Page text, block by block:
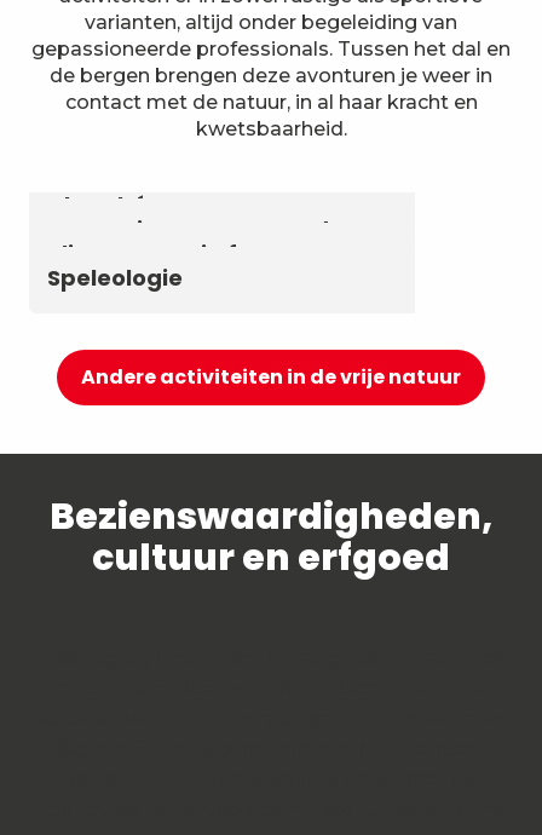
varianten, altijd onder begeleiding van
gepassioneerde professionals. Tussen het dal en
de bergen brengen deze avonturen je weer in
contact met de natuur, in al haar kracht en
kwetsbaarheid.
Chambéry Montagnes
Canyoning en aquarando
Klimmen en via ferrata
Speleologie
Andere activiteiten in de vrije natuur
Bezienswaardigheden,
cultuur en erfgoed